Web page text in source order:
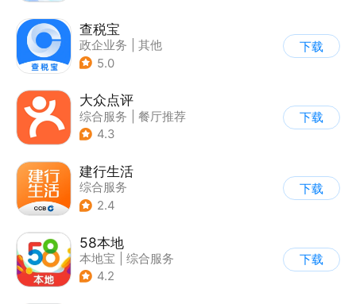
查税宝
政企业务
其他
5.0
下载
大众点评
综合服务
餐厅推荐
4.3
下载
建行生活
综合服务
2.4
下载
58本地
本地宝
综合服务
4.2
下载